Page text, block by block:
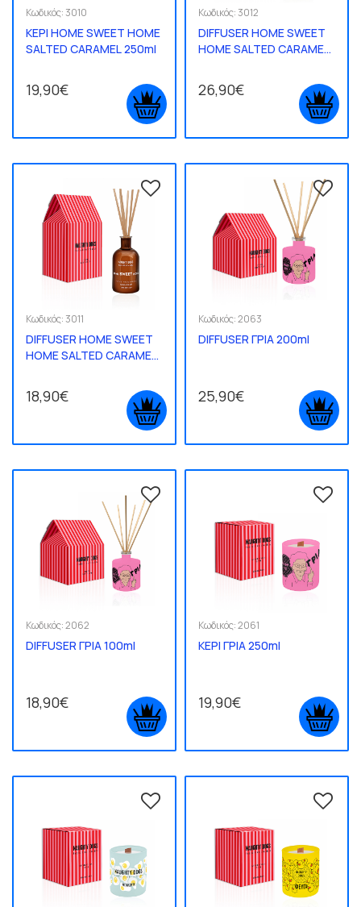
Κωδικός:3010
ΚΕΡΙ HOME SWEET HOME
SALTED CARAMEL 250ml
19,90€
Κωδικός:3012
DIFFUSER HOME SWEET
HOME SALTED CARAMEL
26,90€
Κωδικός:3011
DIFFUSER HOME SWEET
HOME SALTED CARAMEL
18,90€
Κωδικός:2063
DIFFUSER ΓΡΙΑ 200ml
25,90€
Κωδικός:2062
DIFFUSER ΓΡΙΑ 100ml
18,90€
Κωδικός:2061
ΚΕΡΙ ΓΡΙΑ 250ml
19,90€